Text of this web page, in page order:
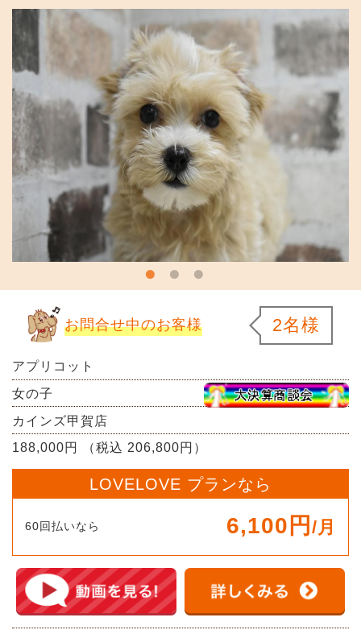
お問合せ中のお客様 2名様
アプリコット
女の子
カインズ甲賀店
188,000円 （税込 206,800円）
LOVELOVE プランなら
60回払いなら 6,100円 /月